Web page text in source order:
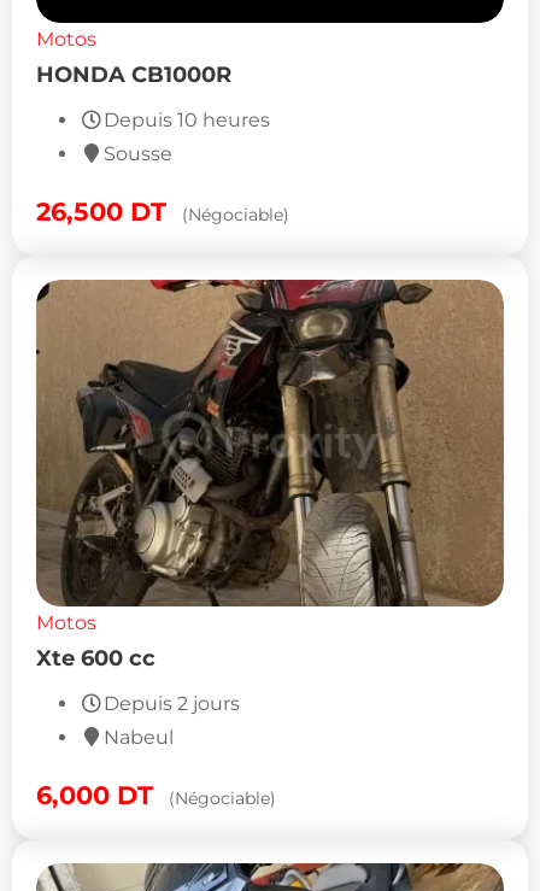
Motos
HONDA CB1000R
Depuis 10 heures
Sousse
26,500 DT (Négociable)
Motos
Xte 600 cc
Depuis 2 jours
Nabeul
6,000 DT (Négociable)